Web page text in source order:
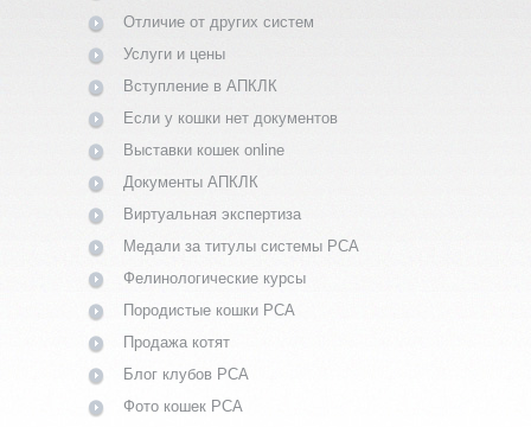
Отличие от других систем
Услуги и цены
Вступление в АПКЛК
Если у кошки нет документов
Выставки кошек online
Документы АПКЛК
Виртуальная экспертиза
Медали за титулы системы PCA
Фелинологические курсы
Породистые кошки PCA
Продажа котят
Блог клубов PCA
Фото кошек PCA